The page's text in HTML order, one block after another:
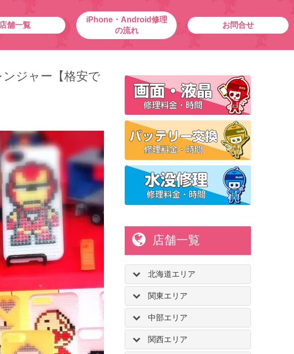
店舗一覧
iPhone・Android修理
の流れ
お問合せ
ジャー【格安で
店舗一覧
北海道エリア
関東エリア
中部エリア
関西エリア